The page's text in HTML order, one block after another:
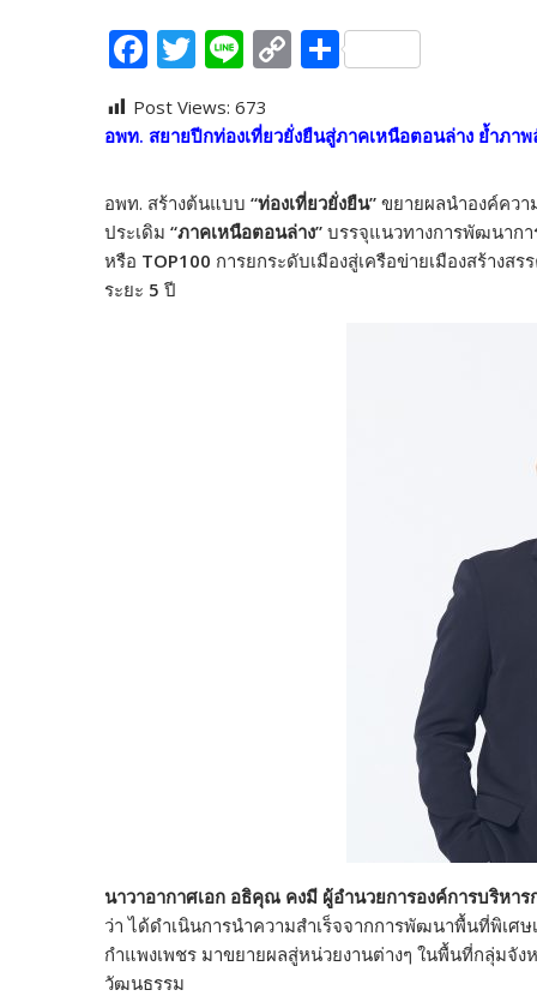
F
e
o
o
k
T
itt
Li
e
C
p
Li
n
k
S
ar
Post Views: 673
อพท. สยายปีกท่องเที่ยวยั่งยืนสู่ภาคเหนือตอนล่าง ย้ำภา
อพท. สร้างต้นแบบ “ท่องเที่ยวยั่งยืน” ขยายผลนำองค์ควา
ประเดิม “ภาคเหนือตอนล่าง” บรรจุแนวทางการพัฒนากา
หรือ TOP100 การยกระดับเมืองสู่เครือข่ายเมืองสร้าง
ระยะ 5 ปี
นาวาอากาศเอก อธิคุณ คงมี ผู้อำนวยการองค์การบริหา
ว่า ได้ดำเนินการนำความสำเร็จจากการพัฒนาพื้นที่พิเศ
กำแพงเพชร มาขยายผลสู่หน่วยงานต่างๆ ในพื้นที่กลุ่มจั
วัฒนธรรม